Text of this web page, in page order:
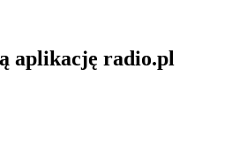
aplikację radio.pl